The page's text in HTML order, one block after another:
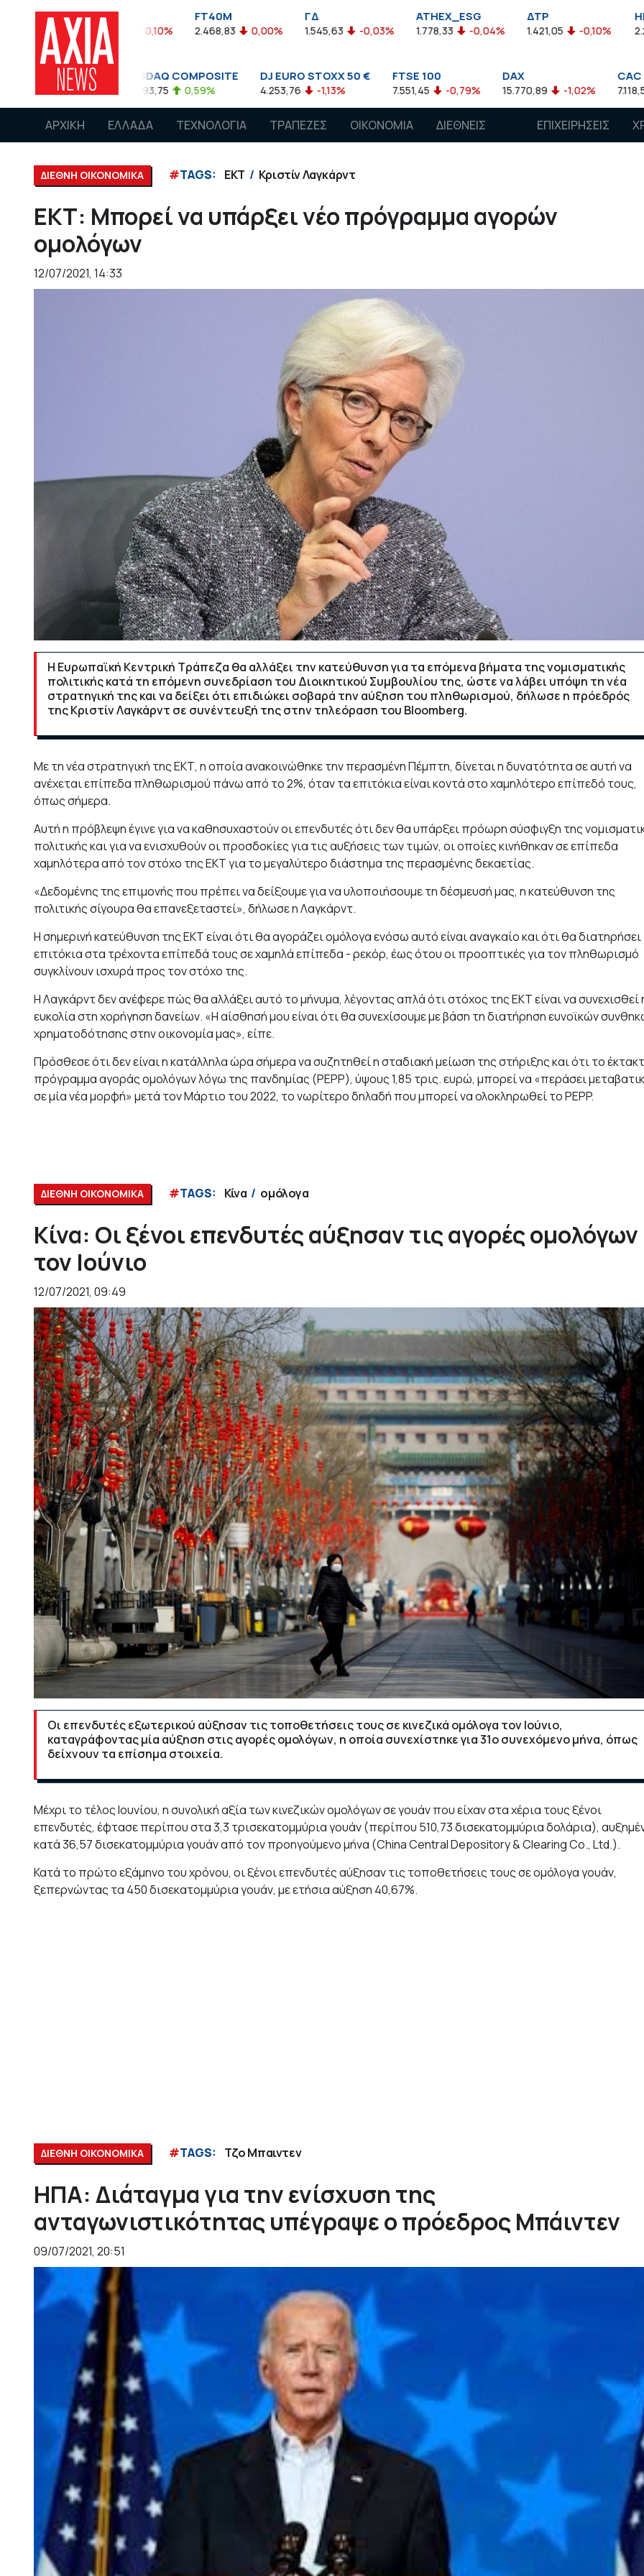
FTASE
3.774,48 -0,10% 2.468,83 0,00% 1.545,63 -0,03%
ATHEX_ESG
1.778,33 -0,04%
ΔΤΡ
1.421,05 -0,10% 2.211,72
NASDAQ COMPOSITE
14.893,75 0,59%
DJ EURO STOXX 50 €
4.253,76 -1,13%
FTSE 100
7.551,45 -0,79%
DAX
15.770,89 -1,02% 7.118,50 -1,15%
ΑΡΧΙΚΗ ΕΛΛΑΔΑ ΤΕΧΝΟΛΟΓΙΑ ΤΡΑΠΕΖΕΣ ΟΙΚΟΝΟΜΙΑ
ΔΙΕΘΝΕΙΣ
ΕΠΙΧΕΙΡΗΣΕΙΣ
ΔΙΕΘΝΗ ΟΙΚΟΝΟΜΙΚΑ #TAGS: ΕΚΤ Κριστίν Λαγκάρντ
ΕΚΤ: Μπορεί να υπάρξει νέο πρόγραμμα αγορών
ομολόγων
12/07/2021, 14:33
Η Ευρωπαϊκή Κεντρική Τράπεζα θα αλλάξει την κατεύθυνση για τα επόμενα βήματα της νομισματικής
πολιτικής κατά τη επόμενη συνεδρίαση του Διοικητικού Συμβουλίου της, ώστε να λάβει υπόψη τη νέα
στρατηγική της και να δείξει ότι επιδιώκει σοβαρά την αύξηση του πληθωρισμού, δήλωσε η πρόεδρός
της Κριστίν Λαγκάρντ σε συνέντευξή της στην τηλεόραση του Bloomberg.
Με τη νέα στρατηγική της ΕΚΤ, η οποία ανακοινώθηκε την περασμένη Πέμπτη, δίνεται η δυνατότητα σε αυτή να
ανέχεται επίπεδα πληθωρισμού πάνω από το 2%, όταν τα επιτόκια είναι κοντά στο χαμηλότερο επίπεδό τους,
όπως σήμερα.
Αυτή η πρόβλεψη έγινε για να καθησυχαστούν οι επενδυτές ότι δεν θα υπάρξει πρόωρη σύσφιγξη της
πολιτικής και για να ενισχυθούν οι προσδοκίες για τις αυξήσεις των τιμών, οι οποίες κινήθηκαν σε επίπεδα
χαμηλότερα από τον στόχο της ΕΚΤ για το μεγαλύτερο διάστημα της περασμένης δεκαετίας.
«Δεδομένης της επιμονής που πρέπει να δείξουμε για να υλοποιήσουμε τη δέσμευσή μας, η κατεύθυνση της
πολιτικής σίγουρα θα επανεξεταστεί», δήλωσε η Λαγκάρντ.
Η σημερινή κατεύθυνση της ΕΚΤ είναι ότι θα αγοράζει ομόλογα ενόσω αυτό είναι αναγκαίο και ότι θα διατηρήσει
επιτόκια στα τρέχοντα επίπεδά τους σε χαμηλά επίπεδα - ρεκόρ, έως ότου οι προοπτικές για τον πληθωρισμό
συγκλίνουν ισχυρά προς τον στόχο της.
Η Λαγκάρντ δεν ανέφερε πώς θα αλλάξει αυτό το μήνυμα, λέγοντας απλά ότι στόχος της ΕΚΤ είναι να συνεχισθεί
ευκολία στη χορήγηση δανείων. «Η αίσθησή μου είναι ότι θα συνεχίσουμε με βάση τη διατήρηση ευνοϊκών
χρηματοδότησης στην οικονομία μας», είπε.
Πρόσθεσε ότι δεν είναι η κατάλληλα ώρα σήμερα να συζητηθεί η σταδιακή μείωση της στήριξης και ότι το
πρόγραμμα αγοράς ομολόγων λόγω της πανδημίας (PEPP), ύψους 1,85 τρις. ευρώ, μπορεί να «περάσει
σε μία νέα μορφή» μετά τον Μάρτιο του 2022, το νωρίτερο δηλαδή που μπορεί να ολoκληρωθεί το PEPP.
ΔΙΕΘΝΗ ΟΙΚΟΝΟΜΙΚΑ #TAGS: Κίνα ομόλογα
Κίνα: Οι ξένοι επενδυτές αύξησαν τις αγορές ομολόγων
τον Ιούνιο
12/07/2021, 09:49
Οι επενδυτές εξωτερικού αύξησαν τις τοποθετήσεις τους σε κινεζικά ομόλογα τον Ιούνιο,
καταγράφοντας μία αύξηση στις αγορές ομολόγων, η οποία συνεχίστηκε για 31ο συνεχόμενο μήνα, όπως
δείχνουν τα επίσημα στοιχεία.
Μέχρι το τέλος Ιουνίου, η συνολική αξία των κινεζικών ομολόγων σε γουάν που είχαν στα χέρια τους ξένοι
επενδυτές, έφτασε περίπου στα 3,3 τρισεκατομμύρια γουάν (περίπου 510,73 δισεκατομμύρια δολάρια),
κατά 36,57 δισεκατομμύρια γουάν από τον προηγούμενο μήνα (China Central Depository & Clearing Co., Ltd.).
Κατά το πρώτο εξάμηνο του χρόνου, οι ξένοι επενδυτές αύξησαν τις τοποθετήσεις τους σε ομόλογα γουάν,
ξεπερνώντας τα 450 δισεκατομμύρια γουάν, με ετήσια αύξηση 40,67%.
ΔΙΕΘΝΗ ΟΙΚΟΝΟΜΙΚΑ #TAGS: Τζο Μπαιντεν
ΗΠΑ: Διάταγμα για την ενίσχυση της
ανταγωνιστικότητας υπέγραψε ο πρόεδρος Μπάιντεν
09/07/2021, 20:51